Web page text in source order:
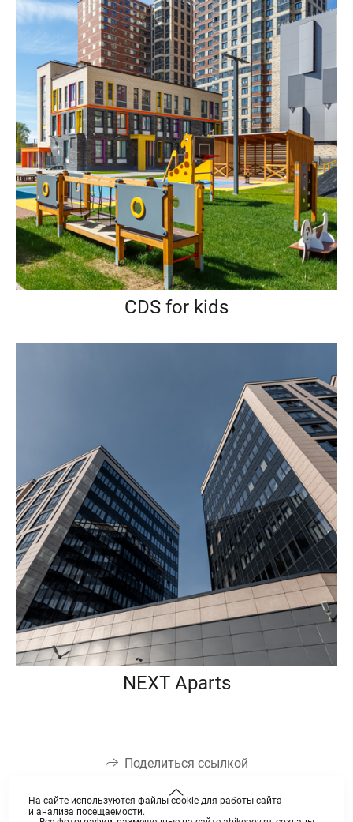
CDS for kids
NEXT Aparts
Поделиться ссылкой
На сайте используются файлы cookie для работы сайта
и анализа посещаемости.